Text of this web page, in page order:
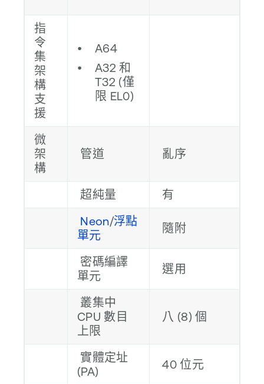
指
令
集
架
構
支
援
A64
A32 和
T32 (僅
限 EL0)
微
架
構
管道 亂序
超純量
有
Neon/浮點
單元
隨附
密碼編譯
單元
選用
叢集中
CPU 數目
上限
八 (8) 個
實體定址
(PA)
40 位元